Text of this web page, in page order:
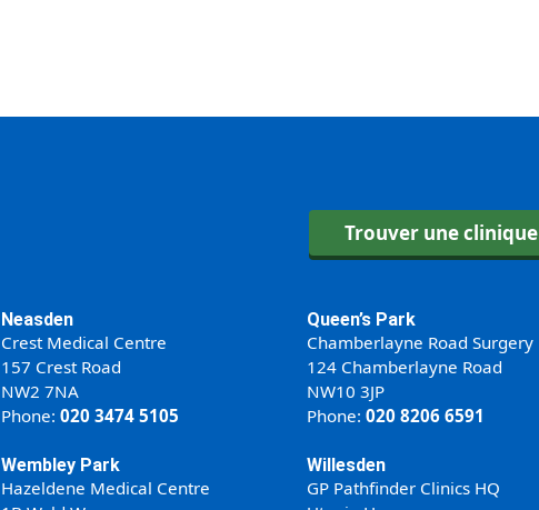
Trouver une clinique
Neasden
Crest Medical Centre
157 Crest Road
NW2 7NA
Phone: 020 3474 5105
Queen’s Park
Chamberlayne Road Surgery
124 Chamberlayne Road
NW10 3JP
Phone: 020 8206 6591
Wembley Park
Hazeldene Medical Centre
Willesden
GP Pathfinder Clinics HQ